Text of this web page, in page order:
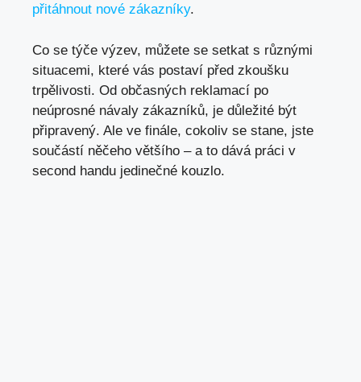
přitáhnout nové zákazníky.
Co se týče výzev, můžete se setkat s různými
situacemi, které vás postaví před zkoušku
trpělivosti. Od občasných reklamací po
neúprosné návaly zákazníků, je důležité být
připravený. Ale ve finále, cokoliv se stane, jste
součástí něčeho většího – a to dává práci v
second handu jedinečné kouzlo.